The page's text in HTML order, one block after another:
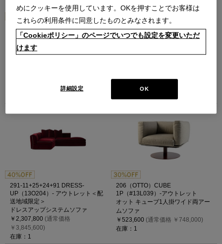
3 FAUTEUIL GRAND CONFORT,
GRAND MODELE（#E102）3P-ア
ウトレット＜配送地域限定＞
フォートゥイユ グラン コンフォー
271-17+50+18 MEX
CUBE（F311R）- アウトレット＜
在庫：1
291-11+25+24+91 DRESS-
UP（13O204）- アウトレット＜配
送地域限定＞
ドレスアップシステムソファ
￥2,307,800 (通常価格
￥3,845,600)
在庫：1
206（OTTO）CUBE
1P（#13L039）-アウトレット
オット キューブ1人掛ワイド両アー
ムソファ
￥523,600 (通常価格 ￥748,000)
在庫：1
めにクッキーを使用しています。OKを押すことでお客様は
これらの利用条件に同意したものとみなされます。
「Cookieポリシー」のページでいつでも設定を変更いただ
けます
OK
詳細設定